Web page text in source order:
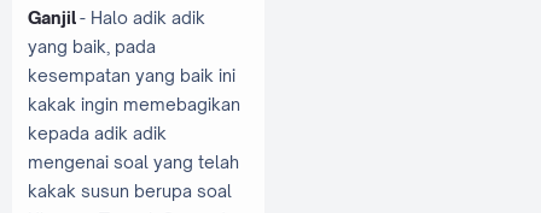
Ganjil- Halo adik adik
yang baik, pada
kesempatan yang baik ini
kakak ingin memebagikan
kepada adik adik
mengenai soal yang telah
kakak susun berupa soal